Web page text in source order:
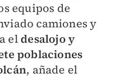
equipos de
camiones y
el desalojo y
poblaciones
, añade el